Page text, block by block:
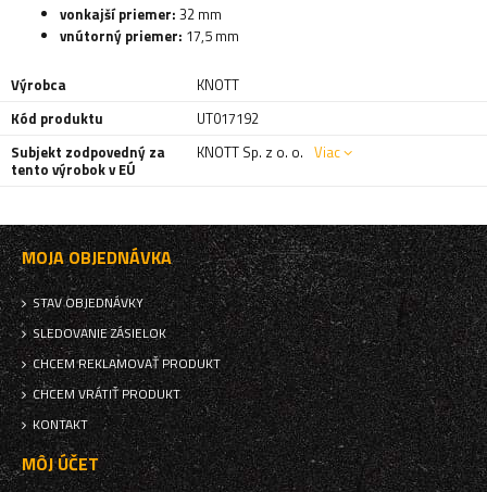
vonkajší priemer: 32 mm
vnútorný priemer: 17,5 mm
Výrobca
KNOTT
Kód produktu
UT017192
Subjekt zodpovedný za
tento výrobok v EÚ
KNOTT Sp. z o. o. Viac
MOJA OBJEDNÁVKA
STAV OBJEDNÁVKY
SLEDOVANIE ZÁSIELOK
CHCEM REKLAMOVAŤ PRODUKT
CHCEM VRÁTIŤ PRODUKT
KONTAKT
MÔJ ÚČET